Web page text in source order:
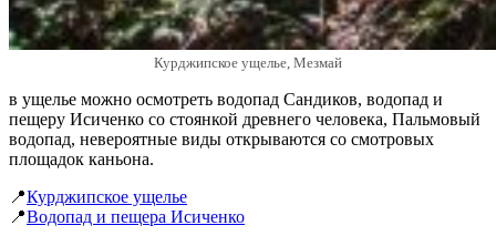
Курджипское ущелье, Мезмай
в ущелье можно осмотреть водопад Сандиков, водопад и
пещеру Исиченко со стоянкой древнего человека, Пальмовый
водопад, невероятные виды открываются со смотровых
площадок каньона.
📍Курджипское ущелье
📍Водопад и пещера Исиченко